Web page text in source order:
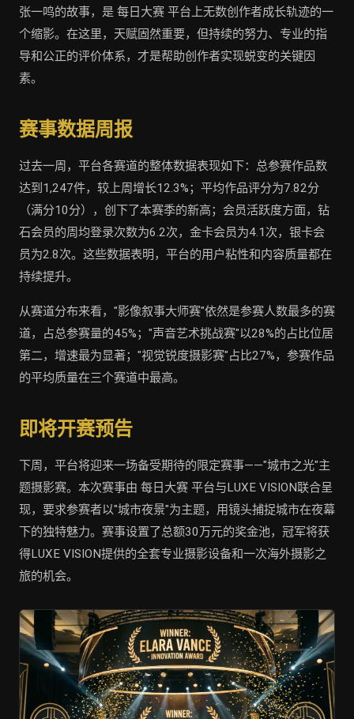
张一鸣的故事，是 每日大赛 平台上无数创作者成长轨迹的一
个缩影。在这里，天赋固然重要，但持续的努力、专业的指
导和公正的评价体系，才是帮助创作者实现蜕变的关键因
素。
赛事数据周报
过去一周，平台各赛道的整体数据表现如下：总参赛作品数
达到1,247件，较上周增长12.3%；平均作品评分为7.82分
（满分10分），创下了本赛季的新高；会员活跃度方面，钻
石会员的周均登录次数为6.2次，金卡会员为4.1次，银卡会
员为2.8次。这些数据表明，平台的用户粘性和内容质量都在
持续提升。
从赛道分布来看，"影像叙事大师赛"依然是参赛人数最多的赛
道，占总参赛量的45%；"声音艺术挑战赛"以28%的占比位居
第二，增速最为显著；"视觉锐度摄影赛"占比27%，参赛作品
的平均质量在三个赛道中最高。
即将开赛预告
下周，平台将迎来一场备受期待的限定赛事——"城市之光"主
题摄影赛。本次赛事由 每日大赛 平台与LUXE VISION联合呈
现，要求参赛者以"城市夜景"为主题，用镜头捕捉城市在夜幕
下的独特魅力。赛事设置了总额30万元的奖金池，冠军将获
得LUXE VISION提供的全套专业摄影设备和一次海外摄影之
旅的机会。